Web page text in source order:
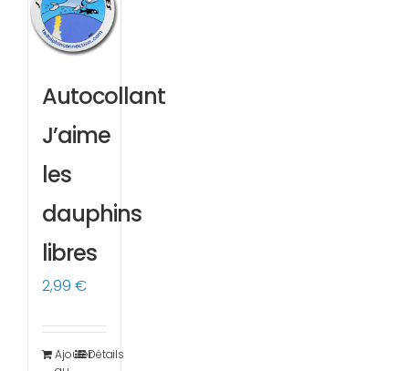
Autocollant
J’aime
les
dauphins
libres
2,99€
AjouterDétails